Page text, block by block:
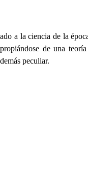
a la ciencia de la
de una
peculiar.